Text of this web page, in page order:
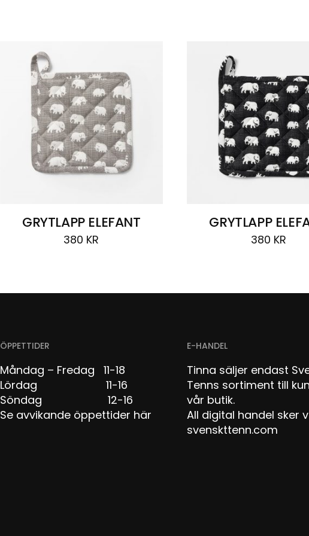
GRYTLAPP ELEFANT
380 KR
GRYTLAPP
380 KR
ÖPPETTIDER
Måndag – Fredag 11-18
Lördag 11-16
Söndag 12-16
Se avvikande öppettider här
E-HANDEL
Tinna säljer endast
Tenns sortiment till
vår butik.
All digital handel sker
svenskttenn.com